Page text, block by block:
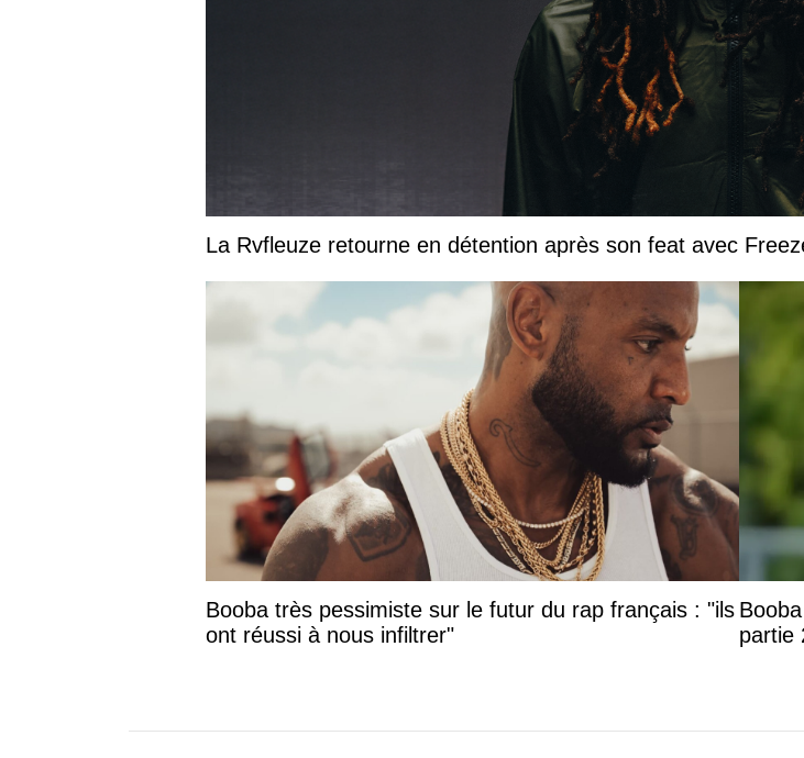
La Rvfleuze retourne en détention après son feat avec
Booba très pessimiste sur le futur du rap français : "ils
ont réussi à nous infiltrer"
partie